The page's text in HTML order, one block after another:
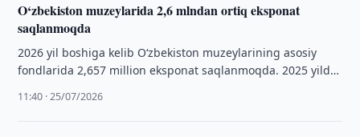
O‘zbekiston muzeylarida 2,6 mlndan ortiq eksponat
saqlanmoqda
2026 yil boshiga kelib O‘zbekiston muzeylarining asosiy
fondlarida 2,657 million eksponat saqlanmoqda. 2025 yilda
11:40 · 25/07/2026